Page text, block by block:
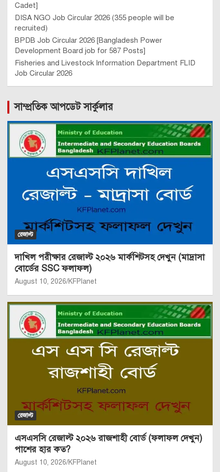
Cadet]
DISA NGO Job Circular 2026 (355 people will be
recruited)
BPDB Job Circular 2026 [Bangladesh Power
Development Board job for 587 Posts]
Fisheries and Livestock Information Department FLID
Job Circular 2026
সাম্প্রতিক আপডেট সার্কুলার
রেজাল্ট
দাখিল পরীক্ষার রেজাল্ট ২০২৬ মার্কশিটসহ দেখুন (মাদ্রাসা
বোর্ডের SSC ফলাফল)
August 10, 2026 KFPlanet
রেজাল্ট
এসএসসি রেজাল্ট ২০২৬ রাজশাহী বোর্ড (ফলাফল দেখুন)
পাশের হার কত?
August 10, 2026 KFPlanet